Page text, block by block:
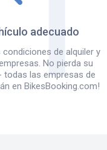
adecuado
de alquiler y
No pierda su
todas las empresas de
en BikesBooking.com!